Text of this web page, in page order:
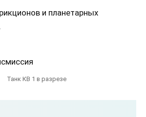
и планетарных
Танк КВ 1 в разрезе